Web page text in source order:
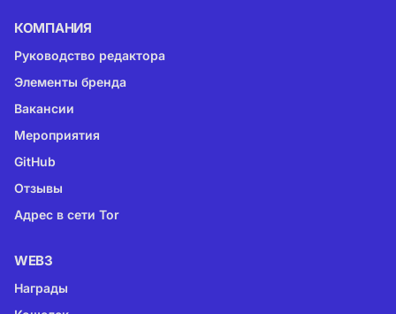
КОМПАНИЯ
Руководство редактора
Элементы бренда
Вакансии
Мероприятия
GitHub
Отзывы
Адрес в сети Tor
WEB3
Награды